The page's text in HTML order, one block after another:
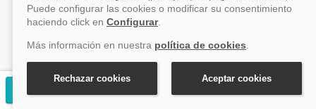
Crucero Minicrucero Caribe Explorer Of The
Seas desde Puerto Cañaveral (Florida) XV
Caribe